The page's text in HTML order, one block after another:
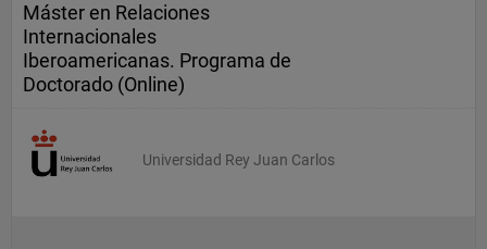
Máster en Relaciones
Internacionales
Iberoamericanas. Programa de
Doctorado (Online)
Universidad Rey Juan Carlos